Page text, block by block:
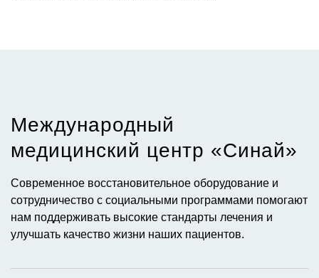
Международный
медицинский центр «Синай»​
Современное восстановительное оборудование и
сотрудничество с социальными программами помогают
нам поддерживать высокие стандарты лечения и
улучшать качество жизни наших пациентов.